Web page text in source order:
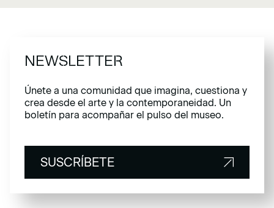
NEWSLETTER
Únete a una comunidad que imagina, cuestiona y
crea desde el arte y la contemporaneidad. Un
boletín para acompañar el pulso del museo.
SUSCRÍBETE
SUSCRÍBETE